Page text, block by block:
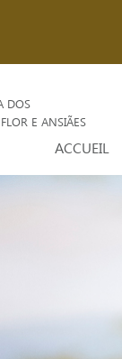
DOS
E ANSIÃES
ACCUEIL